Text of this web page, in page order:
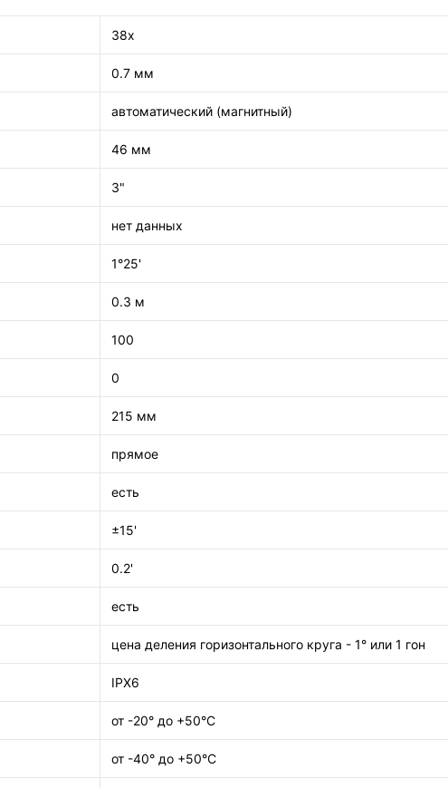
38x
0.7 мм
автоматический (магнитный)
46 мм
3"
нет данных
1°25'
0.3 м
100
0
215 мм
прямое
есть
±15'
0.2'
есть
цена деления горизонтального круга - 1° или 1 гон
IPX6
от -20° до +50°С
от -40° до +50°С